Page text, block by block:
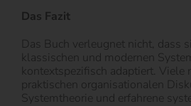
Das Fazit
Das Buch verleugnet nicht, dass
klassischen und modernen
kontextspezifisch adaptiert.
praktischen organisationalen
Systemtheorie und erfahrene